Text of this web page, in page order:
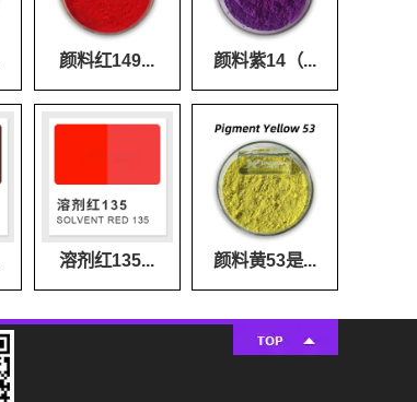
颜料红149... 颜料紫14（...
溶剂红135... 颜料黄53是...